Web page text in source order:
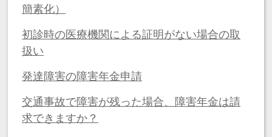
簡素化）
初診時の医療機関による証明がない場合の取
扱い
発達障害の障害年金申請
交通事故で障害が残った場合、障害年金は請
求できますか？